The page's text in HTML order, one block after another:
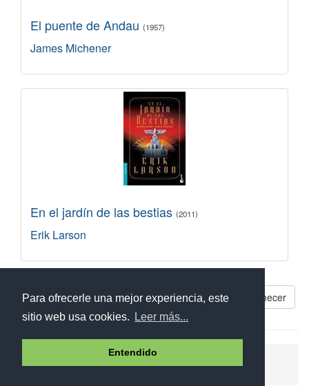
Para ofrecerle una mejor experiencia, este
sitio web usa cookies.
Leer más...
Entendido
El puente de Andau (1957)
James Michener
En el jardín de las bestias (2011)
Erik Larson
Libros parecidos a Un ejército al amanecer
Aviso legal